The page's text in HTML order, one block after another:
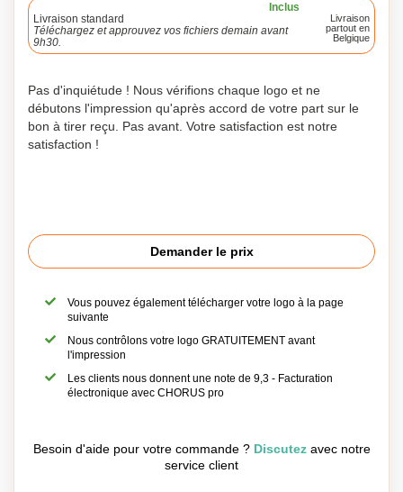
Inclus
Livraison standard
Téléchargez et approuvez vos fichiers demain avant
9h30.
Livraison
partout en
Belgique
Pas d'inquiétude ! Nous vérifions chaque logo et ne
débutons l'impression qu'après accord de votre part sur le
bon à tirer reçu. Pas avant. Votre satisfaction est notre
satisfaction !
Demander le prix
Vous pouvez également télécharger votre logo à la page
suivante
Nous contrôlons votre logo GRATUITEMENT avant
l'impression
Les clients nous donnent une note de 9,3 - Facturation
électronique avec CHORUS pro
Besoin d'aide pour votre commande ? Discutezavec notre
service client